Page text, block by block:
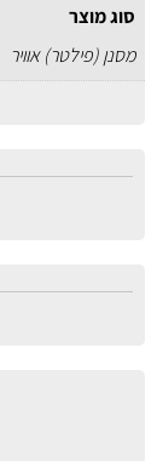
סוג מוצר
מסנן (פילטר) אוויר